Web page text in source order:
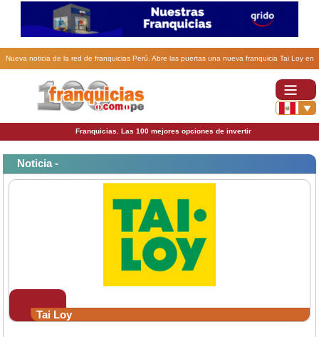
Nueva noticia de la red de franquicias Perú. Abre las puertas una nueva franquicia Tai Loy en
Franquicias. Las 100 mejores opciones de invertir
Noticia -
Tai Loy